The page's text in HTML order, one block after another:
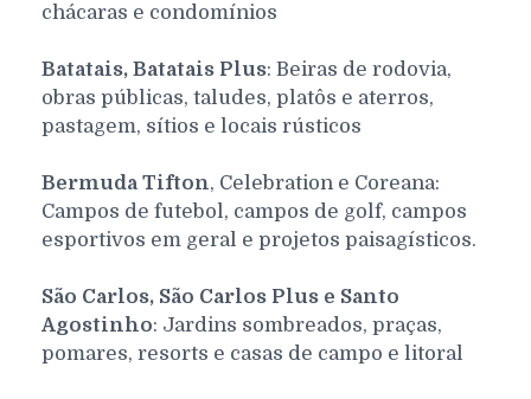
chácaras e condomínios
Batatais, Batatais Plus: Beiras de rodovia,
obras públicas, taludes, platôs e aterros,
pastagem, sítios e locais rústicos
Bermuda Tifton, Celebration e Coreana:
Campos de futebol, campos de golf, campos
esportivos em geral e projetos paisagísticos.
São Carlos, São Carlos Plus e Santo
Agostinho: Jardins sombreados, praças,
pomares, resorts e casas de campo e litoral